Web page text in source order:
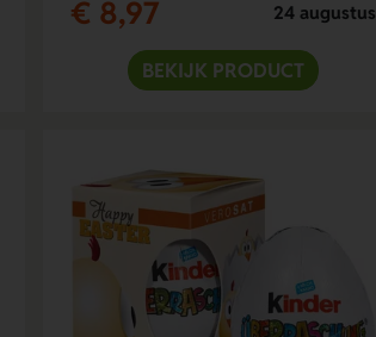
€ 8,97
24 augustus
BEKIJK PRODUCT